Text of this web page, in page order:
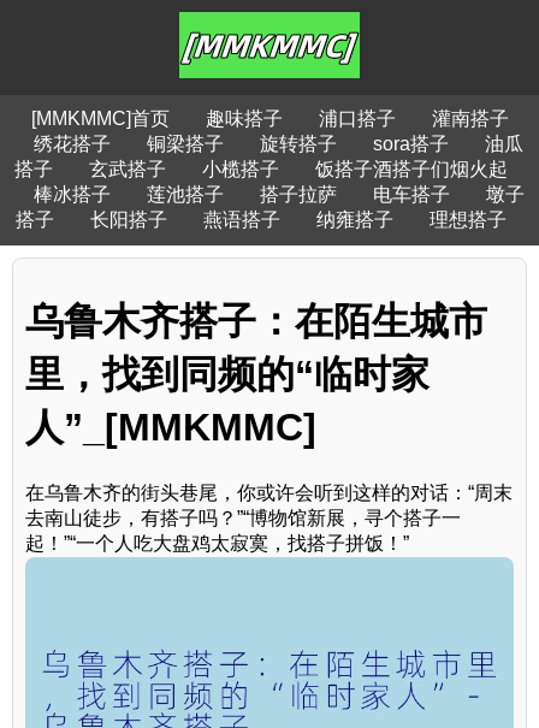
[MMKMMC]首页 趣味搭子 浦口搭子
灌南搭子
绣花搭子
铜梁搭子 旋转搭子 sora搭子
油瓜
搭子
玄武搭子 小榄搭子
饭搭子酒搭子们烟火起
棒冰搭子
莲池搭子 搭子拉萨 电车搭子
墩子
搭子
长阳搭子 燕语搭子 纳雍搭子 理想搭子
乌鲁木齐搭子：在陌生城市
里，找到同频的“临时家
人”_[MMKMMC]
在乌鲁木齐的街头巷尾，你或许会听到这样的对话：“周末
去南山徒步，有搭子吗？”“博物馆新展，寻个搭子一
起！”“一个人吃大盘鸡太寂寞，找搭子拼饭！”